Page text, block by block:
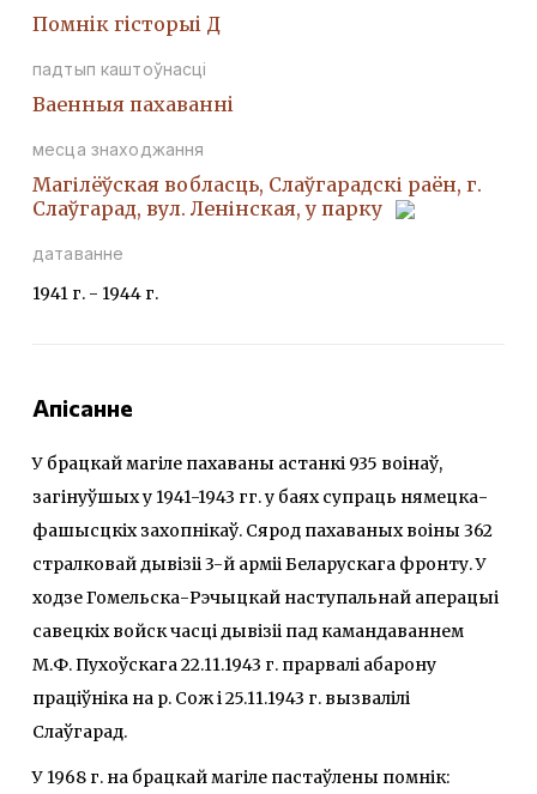
Помнiк гiсторыi Д
падтып каштоўнасці
Ваенныя пахаваннi
месца знаходжання
Магілёўская вобласць, Слаўгарадскі раён, г.
Слаўгарад, вул. Ленінская, у парку
датаванне
1941 г. - 1944 г.
Апісанне
У брацкай магіле пахаваны астанкі 935 воінаў,
загінуўшых у 1941-1943 гг. у баях супраць нямецка-
фашысцкіх захопнікаў. Сярод пахаваных воіны 362
стралковай дывізіі 3-й арміі Беларускага фронту. У
ходзе Гомельска-Рэчыцкай наступальнай аперацыі
савецкіх войск часці дывізіі пад камандаваннем
М.Ф. Пухоўскага 22.11.1943 г. прарвалі абарону
праціўніка на р. Сож і 25.11.1943 г. вызвалілі
Слаўгарад.
У 1968 г. на брацкай магіле пастаўлены помнік: